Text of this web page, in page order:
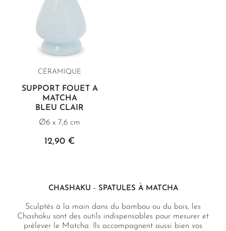
CÉRAMIQUE
SUPPORT FOUET À
MATCHA
BLEU CLAIR
Ø6 x 7,6 cm
12,90 €
CHASHAKU - SPATULES À MATCHA
Sculptés à la main dans du bambou ou du bois, les
Chashaku sont des outils indispensables pour mesurer et
prélever le Matcha. Ils accompagnent aussi bien vos